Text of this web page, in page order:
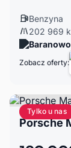
Benzyna
202 969
Zobacz oferty:
Tylko u nas
Porsche